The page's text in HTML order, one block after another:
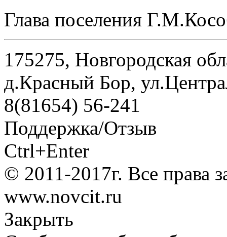
Глава поселения
175275, Новгородская
д.Красный Бор,
8(81654) 56-241
Поддержка/Отзыв
Ctrl+Enter
© 2011-2017г. Все права
www.novcit.ru
Закрыть